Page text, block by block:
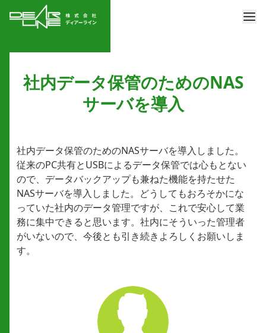
社内データ保管のためのNAS
サーバを導入
社内データ保管のためのNASサーバを導⼊しました。
従来のPC共有とUSBによるデータ保管では⼼もとない
ので、データバックアップも兼ねた機能を持たせた
NASサーバを導⼊しました。どうしてもおろそかにな
っていた社内のデータ管理ですが、これで安⼼して業
務に集中できると思います。社内にそういった管理者
がいないので、今後とも引き続きよろしくお願いしま
す。